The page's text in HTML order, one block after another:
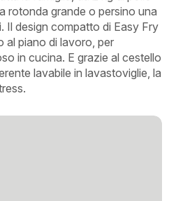
rotonda grande o persino una
Il design compatto di Easy Fry
al piano di lavoro, per
in cucina. E grazie al cestello
lavabile in lavastoviglie, la